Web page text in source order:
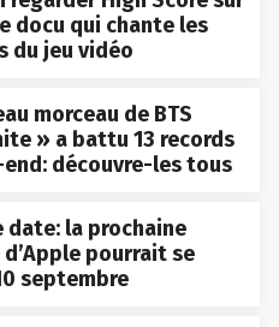
docu qui chante les
du jeu vidéo
morceau de BTS
» a battu 13 records
end: découvre-les tous
date: la prochaine
pourrait se
septembre